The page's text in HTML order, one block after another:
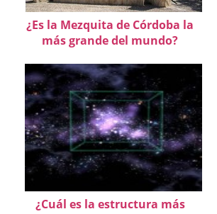
¿Es la Mezquita de Córdoba la
más grande del mundo?
¿Cuál es la estructura más